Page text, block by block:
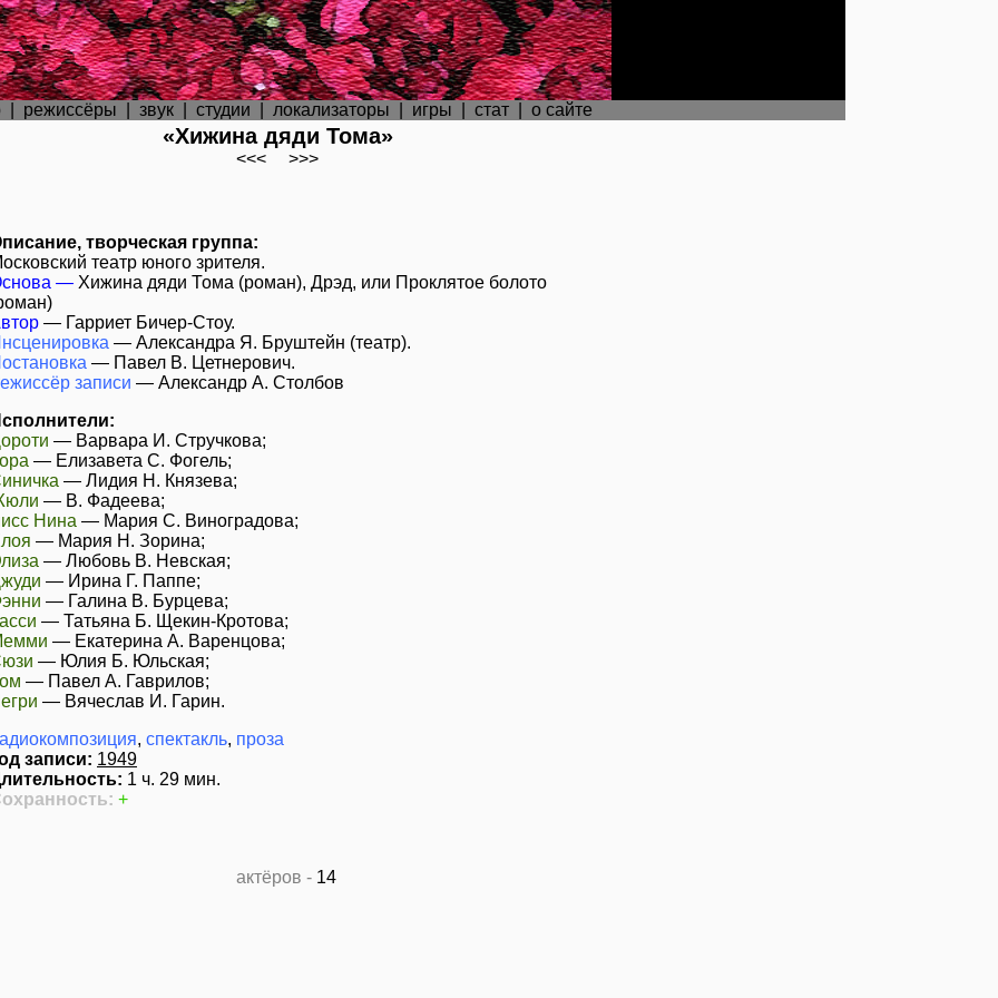
| режиссёры звук| студии локализаторы игры стат| о сайте
«Хижина дяди Тома»
<<< >>>
творческая группа:
театр юного зрителя.
— Хижина дяди Тома (роман), Дрэд, или Проклятое болото
— Гарриет Бичер-Стоу.
— Александра Я. Бруштейн (театр).
— Павел В. Цетнерович.
записи — Александр А. Столбов
— Варвара И. Стручкова;
— Елизавета С. Фогель;
— Лидия Н. Князева;
— В. Фадеева;
Нина — Мария С. Виноградова;
— Мария Н. Зорина;
— Любовь В. Невская;
— Ирина Г. Паппе;
— Галина В. Бурцева;
— Татьяна Б. Щекин-Кротова;
— Екатерина А. Варенцова;
— Юлия Б. Юльская;
— Павел А. Гаврилов;
— Вячеслав И. Гарин.
, спектакль, проза
записи: 1949
1 ч. 29 мин.
+
актёров - 14